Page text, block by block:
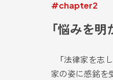
#chapter2
「悩みを
「法律家を志
家の姿に感銘を